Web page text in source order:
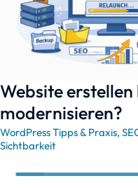
Mehr zu unseren
WordPress Websites
Website
modernisieren?
WordPress Tipps & Praxis,
Sichtbarkeit